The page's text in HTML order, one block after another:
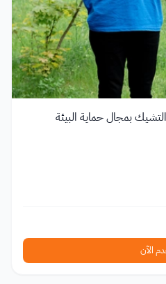
بمجال حماية البيئة
الآن